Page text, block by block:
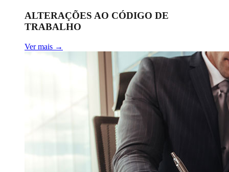
ALTERAÇÕES AO CÓDIGO DE
TRABALHO
Ver mais →